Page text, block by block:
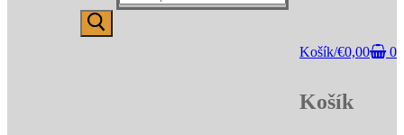
Košík/€0,00 0
Košík